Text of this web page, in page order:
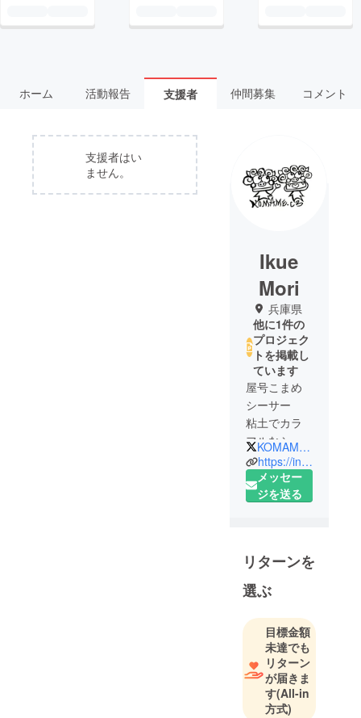
ホーム 活動報告 支援者 仲間募集 コメント
支援者はい
ません。
Ikue
Mori
兵庫県
他に1件の
プロジェク
トを掲載し
ています
屋号こまめ
シーサー
粘土でカラ
フルなシー
サーを制作
している
38歳二児の
為に
2021年も
チャレンジ
します！
KOMAME_C3
https://instagram.com/komame.c3?r=nametag
メッセー
ジを送る
リターンを
選ぶ
目標金額
未達でも
リターン
が届きま
す(All-in
方式)